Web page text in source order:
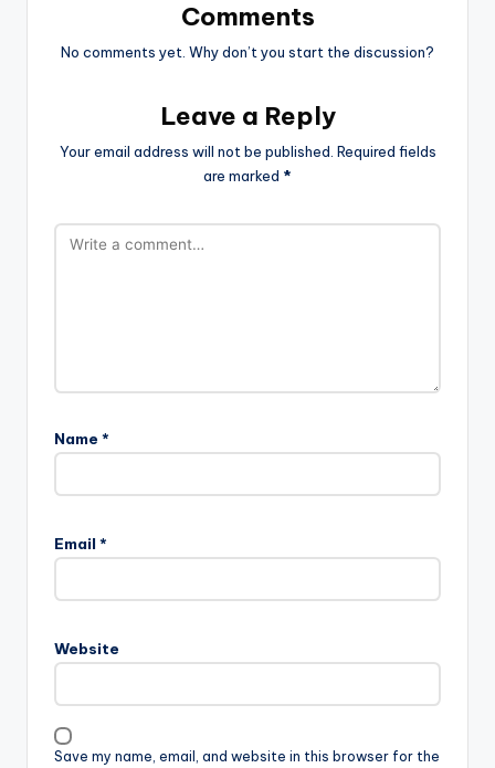
Comments
No comments yet. Why don’t you start the discussion?
Leave a Reply
Your email address will not be published. Required fields
are marked *
Name *
Email *
Website
Save my name, email, and website in this browser for the